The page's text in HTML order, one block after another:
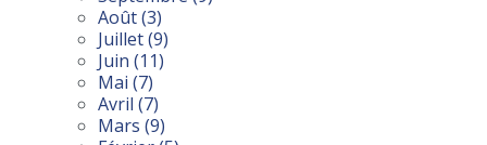
Août(3)
Juillet(9)
Juin (11)
Mai (7)
Avril (7)
Mars (9)